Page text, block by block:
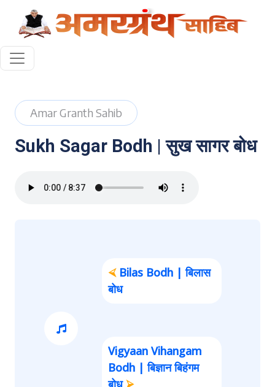
Amar Granth Sahib
Sukh Sagar Bodh | सुख सागर बोध
⮘Bilas Bodh | बिलास
बोध
Vigyaan Vihangam
Bodh | बिज्ञान बिहंगम
बोध⮚